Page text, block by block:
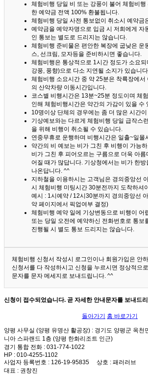
체험비행 당일 비 또는 강풍이 불어 체험비
한 예약금 전액 100% 환불됩니다.
체험비행 당일 사전 통보없이 취소시 예약금
예약금을 예약자명으로 입금 시 저희에게 자
인 통보는 별도로 드리지는 않습니다.
체험비행 준비물은 편안한 복장에 굽낮은 운
스, 선크림, 모자등을 준비하시면 좋습니다.
체험비행은 통상적으로 1시간 정도가 소요
강풍, 풍향)으로 다소 지연될 소지가 있습니
체험비행 소요시간 중 약 25분은 착륙장에서
의 산악차량 이동시간입니다.
코스별 비행시간은 13분~25분 정도이며 체
인해 체험비행시간은 약간의 가감이 있을 수
10명이상 단체의 경우에는 좀 더 많은 시간
기상예보와는 다르게 체험비행 당일 급작스
을 위해 비행이 취소될 수 있습니다.
연중무휴로 운행하며 비행시간은 일출~일몰
약간의 비 예보는 비가 그친 후 비행이 가능
비가 그친 후 피어오르는 구름으로 더욱 아
어질 때가 많답니다. 기상청에서는 비가 한
나온답니다. ^^
지하철을 이용하시는 고객님은 경의중앙선
시 체험비행 미팅시간 30분전까지 도착하셔
예시 : 1시예약 / 12시30분까지 경의중앙선
약 페이지에서 픽업여부 결정)
체험비행 예약 일에 기상변동으로 비행이 어
또는 당일 오전에 예약하신 전화번호로 통보
진행될 시 별도 통보 드리지는 않습니다.
체험비행 신청서 작성시 로그인이나 회원가입은 안
신청서를 다 작성하시고 신청을 누르시면 정상적으
문자를 문자 메세지로 보내드립니다. ^^
신청이 접수되었습니다. 곧 자세한 안내문자를 보내드
돌아가기 홈 바로가기
양평 사무실 (양평 유명산 활공장) : 경기도 양평군 옥천
니아 스파랜드 1층 (양평 한화리조트 인근)
경기 통합 전화 : 031-774-1022
HP : 010-4255-1102
사업자 등록번호 : 126-19-95835 상호 : 패러러브
대표 : 권창진